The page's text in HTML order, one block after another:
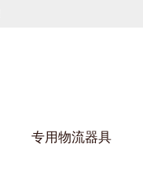
专用物流器具